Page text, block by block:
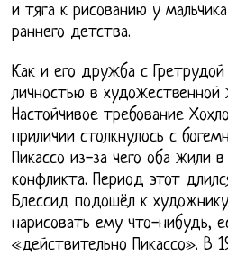
и тяга к рисованию у
раннего детства.
Как и его дружба с
личностью в художественной
Настойчивое требование
приличии столкнулось с
Пикассо из-за чего оба жили
конфликта. Период этот
Блессид подошёл к
нарисовать ему что-нибудь,
«действительно Пикассо». В